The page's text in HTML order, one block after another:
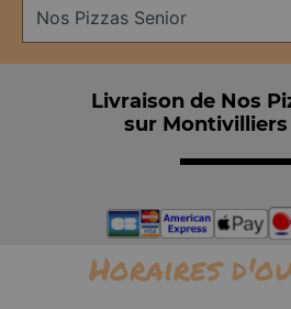
Livraison de Nos
sur Montivilliers
Horaires